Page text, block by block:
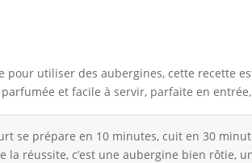
utiliser des aubergines, cette recette
et facile à servir, parfaite en
se prépare en 10 minutes, cuit en 30
la réussite, c’est une aubergine bien rôtie,